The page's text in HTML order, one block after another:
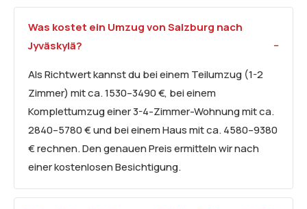
Was kostet ein Umzug von Salzburg nach
Jyväskylä?
Als Richtwert kannst du bei einem Teilumzug (1-2
Zimmer) mit ca. 1530–3490 €, bei einem
Komplettumzug einer 3-4-Zimmer-Wohnung mit ca.
2840–5780 € und bei einem Haus mit ca. 4580–9380
€ rechnen. Den genauen Preis ermitteln wir nach
einer kostenlosen Besichtigung.